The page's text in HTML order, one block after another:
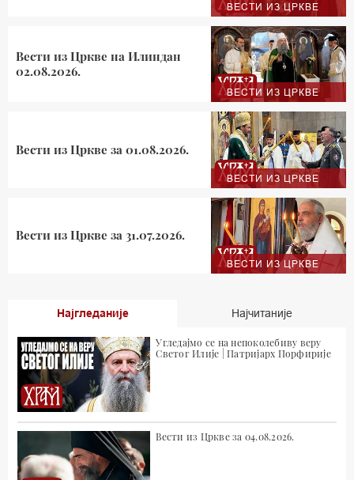
ВЕСТИ ИЗ ЦРКВЕ
ВЕСТИ ИЗ ЦРКВЕ
Вести из Цркве на Илиндан
02.08.2026.
ВЕСТИ ИЗ ЦРКВЕ
Вести из Цркве за 01.08.2026.
ВЕСТИ ИЗ ЦРКВЕ
Вести из Цркве за 31.07.2026.
Најгледаније Најчитаније
Угледајмо се на непоколебиву веру
Светог Илије | Патријарх Порфирије
Вести из Цркве за 04.08.2026.